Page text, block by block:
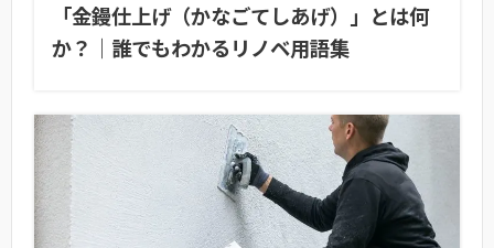
「金鏝仕上げ（かなごてしあげ）」とは何
か？｜誰でもわかるリノベ用語集